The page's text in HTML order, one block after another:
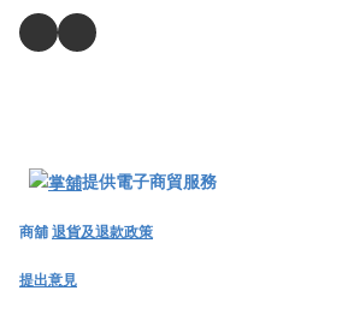
提供電子商貿服務
商舖退貨及退款政策
提出意見